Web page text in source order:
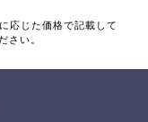
応じた価格で記載して
さい。